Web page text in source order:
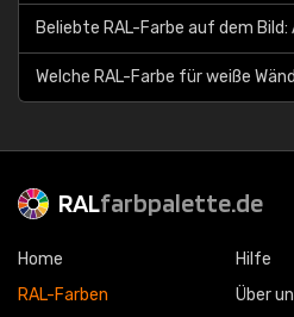
Beliebte RAL-Farbe auf dem
Welche RAL-Farbe für weiße
RALfarbpalette.de
Home
RAL-Farben
Hilfe
Über